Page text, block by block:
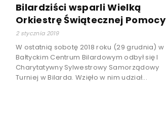
Bilardziści wsparli Wielką
Orkiestrę Świątecznej Pomocy
2 stycznia 2019
W ostatnią sobotę 2018 roku (29 grudnia) w
Bałtyckim Centrum Bilardowym odbył się I
Charytatywny Sylwestrowy Samorządowy
Turniej w Bilarda. Wzięło w nim udział...